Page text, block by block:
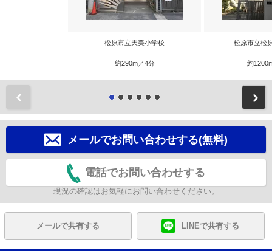
松原市立天美小学校
約290m／4分
松原市立松
約
メールでお問い合わせする(無料)
電話でお問い合わせする
現況の確認はお気軽にお問い合わせください。
メールで共有する LINEで共有する